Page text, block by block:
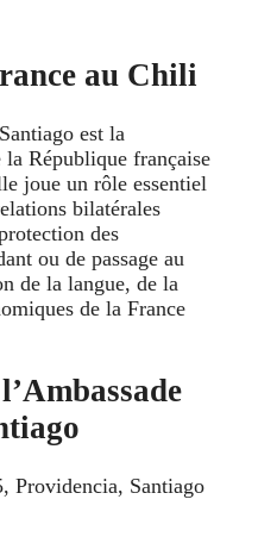
au Chili
est la
République française
joue un rôle essentiel
bilatérales
des
ou de passage au
de la langue, de la
de la France
Providencia, Santiago